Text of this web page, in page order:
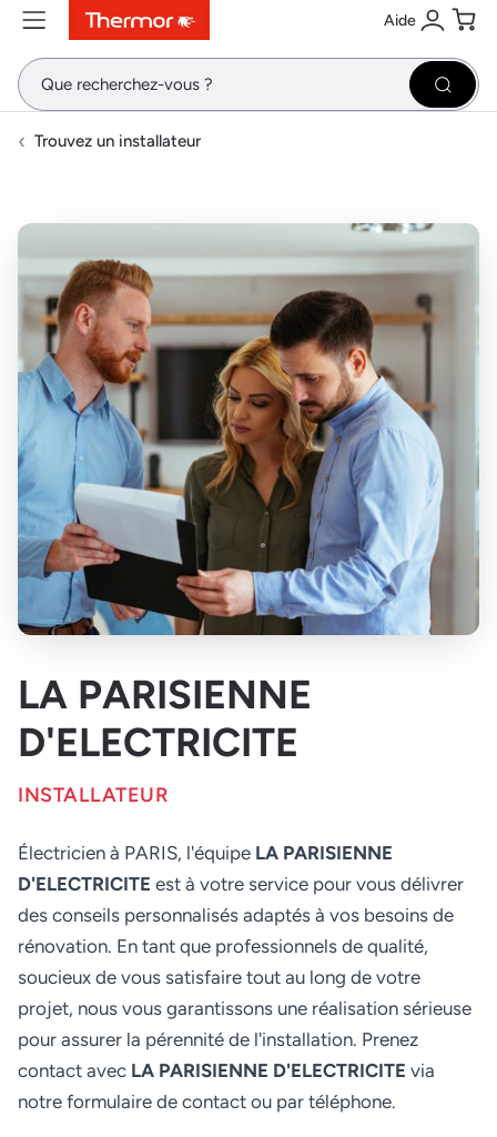
ContenuMenuRecherche Aide
Se
Trouvez un installateur
LA PARISIENNE
D'ELECTRICITE
INSTALLATEUR
Électricien à PARIS, l'équipe LA PARISIENNE
D'ELECTRICITE est à votre service pour vous délivrer
des conseils personnalisés adaptés à vos besoins de
rénovation. En tant que professionnels de qualité,
soucieux de vous satisfaire tout au long de votre
projet, nous vous garantissons une réalisation sérieuse
pour assurer la pérennité de l'installation. Prenez
contact avec LA PARISIENNE D'ELECTRICITE via
notre formulaire de contact ou par téléphone.